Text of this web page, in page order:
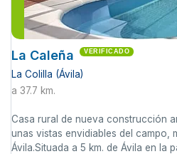
La Caleña VERIFICADO
La Colilla (Ávila)
a 37.7 km.
Casa rural de nueva construcción
unas vistas envidiables del campo,
Ávila.Situada a 5 km. de Ávila en la